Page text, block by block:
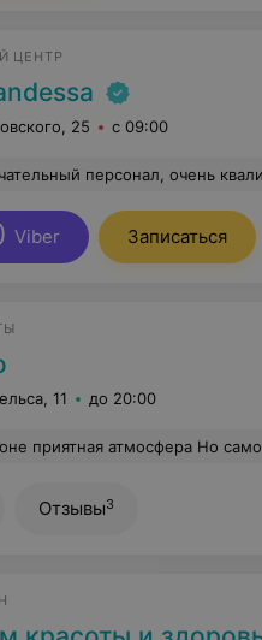
ЦЕНТР
25 с 09:00
персонал, очень квалифицированный
Viber Записаться
11 до 20:00
Но самое главное - опытные мастера.Недавно после неудачной покраски в одной из парикмахерских г. Бреста, восстанавливала приличный цвет волос в этом
Отзывы3